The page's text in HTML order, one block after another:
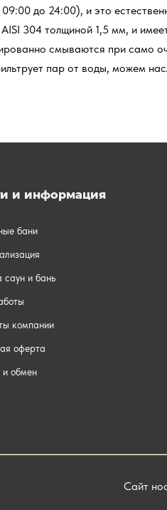
до 24:00), и это
304 толщиной 1,5 мм, и
смываются при само
пар от воды, можем
и информация
бани
саун и бань
компании
оферта
и обмен
Сайт